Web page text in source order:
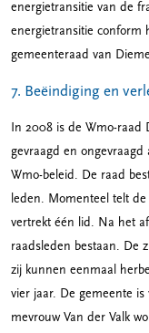
energietransitie van de
energietransitie conform
gemeenteraad van
7. Beëindiging en
In 2008 is de Wmo-raad
gevraagd en ongevraagd
Wmo-beleid. De raad
leden. Momenteel telt
vertrekt één lid. Na het
raadsleden bestaan. De
zij kunnen eenmaal
vier jaar. De gemeente
mevrouw Van der Valk